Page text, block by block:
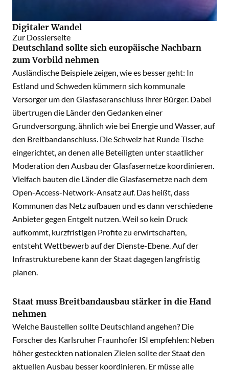
Digitaler Wandel
Zur Dossierseite
Deutschland sollte sich europäische Nachbarn
zum Vorbild nehmen
Ausländische Beispiele zeigen, wie es besser geht: In
Estland und Schweden kümmern sich kommunale
Versorger um den Glasfaseranschluss ihrer Bürger. Dabei
übertrugen die Länder den Gedanken einer
Grundversorgung, ähnlich wie bei Energie und Wasser, auf
den Breitbandanschluss. Die Schweiz hat Runde Tische
eingerichtet, an denen alle Beteiligten unter staatlicher
Moderation den Ausbau der Glasfasernetze koordinieren.
Vielfach bauten die Länder die Glasfasernetze nach dem
Open-Access-Network-Ansatz auf. Das heißt, dass
Kommunen das Netz aufbauen und es dann verschiedene
Anbieter gegen Entgelt nutzen. Weil so kein Druck
aufkommt, kurzfristigen Profite zu erwirtschaften,
entsteht Wettbewerb auf der Dienste-Ebene. Auf der
Infrastrukturebene kann der Staat dagegen langfristig
planen.
Staat muss Breitbandausbau stärker in die Hand
nehmen
Welche Baustellen sollte Deutschland angehen? Die
Forscher des Karlsruher Fraunhofer ISI empfehlen: Neben
höher gesteckten nationalen Zielen sollte der Staat den
aktuellen Ausbau besser koordinieren. Er müsse alle